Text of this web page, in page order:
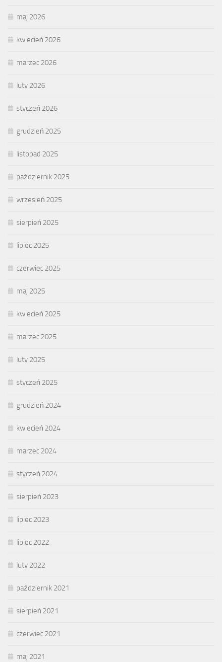
maj 2026
kwiecień 2026
marzec 2026
luty 2026
styczeń 2026
grudzień 2025
listopad 2025
październik 2025
wrzesień 2025
sierpień 2025
lipiec 2025
czerwiec 2025
maj 2025
kwiecień 2025
marzec 2025
luty 2025
styczeń 2025
grudzień 2024
kwiecień 2024
marzec 2024
styczeń 2024
sierpień 2023
lipiec 2023
lipiec 2022
luty 2022
październik 2021
sierpień 2021
czerwiec 2021
maj 2021